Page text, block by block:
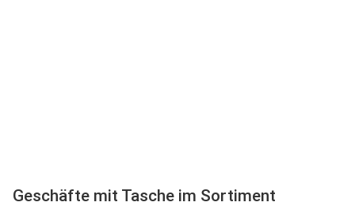
Geschäfte mit Tasche im Sortiment